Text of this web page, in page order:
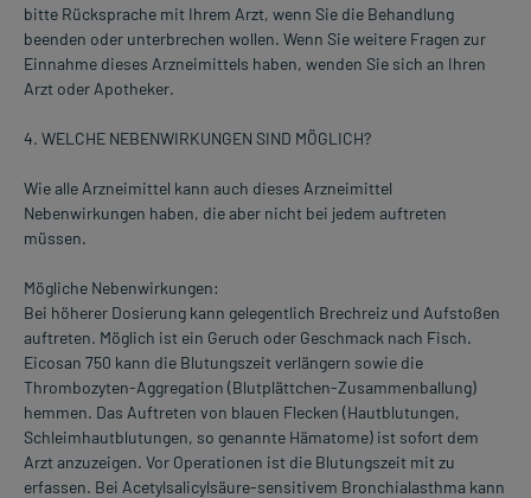
bitte Rücksprache mit Ihrem Arzt, wenn Sie die Behandlung
beenden oder unterbrechen wollen. Wenn Sie weitere Fragen zur
Einnahme dieses Arzneimittels haben, wenden Sie sich an Ihren
Arzt oder Apotheker.
4. WELCHE NEBENWIRKUNGEN SIND MÖGLICH?
Wie alle Arzneimittel kann auch dieses Arzneimittel
Nebenwirkungen haben, die aber nicht bei jedem auftreten
müssen.
Mögliche Nebenwirkungen:
Bei höherer Dosierung kann gelegentlich Brechreiz und Aufstoßen
auftreten. Möglich ist ein Geruch oder Geschmack nach Fisch.
Eicosan 750 kann die Blutungszeit verlängern sowie die
Thrombozyten-Aggregation (Blutplättchen-Zusammenballung)
hemmen. Das Auftreten von blauen Flecken (Hautblutungen,
Schleimhautblutungen, so genannte Hämatome) ist sofort dem
Arzt anzuzeigen. Vor Operationen ist die Blutungszeit mit zu
erfassen. Bei Acetylsalicylsäure-sensitivem Bronchialasthma kann